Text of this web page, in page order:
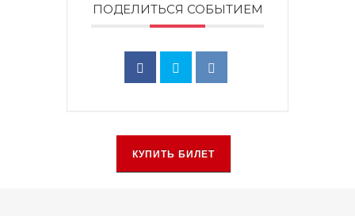
ПОДЕЛИТЬСЯ СОБЫТИЕМ
КУПИТЬ БИЛЕТ